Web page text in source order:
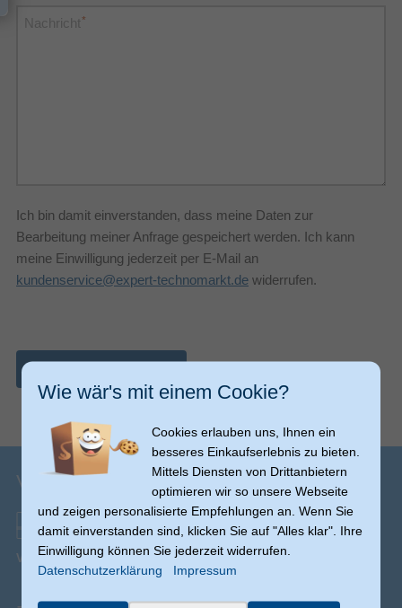
Nachricht*
Ich bin damit einverstanden, dass meine Daten zur
Bearbeitung meiner Anfrage gespeichert werden. Ich kann
meine Einwilligung jederzeit per E-Mail an
kundenservice@expert-technomarkt.de widerrufen.
Versandinfos
Versand ab € 0,00(Ausnahmen möglich)
Wie wär's mit einem Cookie?
Cookies erlauben uns, Ihnen ein
besseres Einkaufserlebnis zu bieten.
Mittels Diensten von Drittanbietern
optimieren wir so unsere Webseite
und zeigen personalisierte Empfehlungen an. Wenn Sie
damit einverstanden sind, klicken Sie auf "Alles klar". Ihre
Einwilligung können Sie jederzeit widerrufen.
Datenschutzerklärung
Impressum